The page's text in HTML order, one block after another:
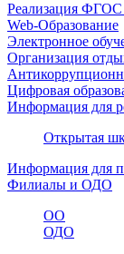
Реализация
Web-Образование
Электронное
Организация
Цифровая
Информация для
Открытая
Информация для
Филиалы и ОДО
ОО
ОДО